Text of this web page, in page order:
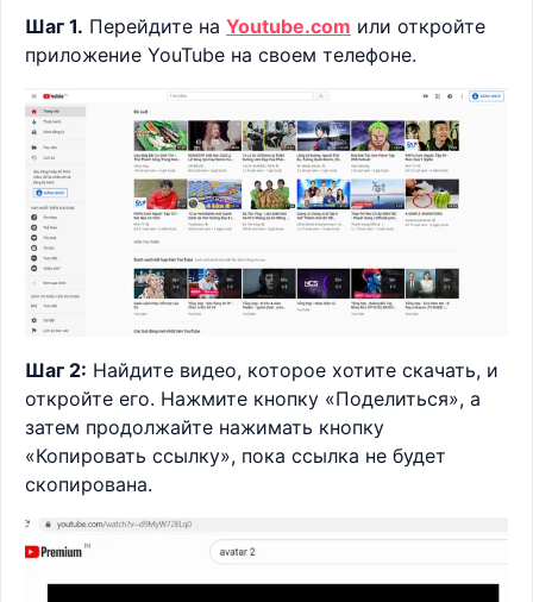
Шаг 1. Перейдите на Youtube.com или откройте
приложение YouTube на своем телефоне.
Шаг 2: Найдите видео, которое хотите скачать, и
откройте его. Нажмите кнопку «Поделиться», а
затем продолжайте нажимать кнопку
«Копировать ссылку», пока ссылка не будет
скопирована.